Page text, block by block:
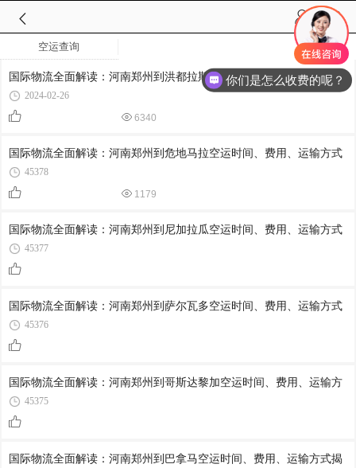
空运查询
国际物流全面解读：河南郑州到洪都拉斯空运时间、费用、运输方式
2024-02-26
6340
国际物流全面解读：河南郑州到危地马拉空运时间、费用、运输方式
45378
1179
国际物流全面解读：河南郑州到尼加拉瓜空运时间、费用、运输方式
45377
国际物流全面解读：河南郑州到萨尔瓦多空运时间、费用、运输方式
45376
国际物流全面解读：河南郑州到哥斯达黎加空运时间、费用、运输方
45375
国际物流全面解读：河南郑州到巴拿马空运时间、费用、运输方式揭
你们是怎么收费的呢？
现在有优惠活动么？